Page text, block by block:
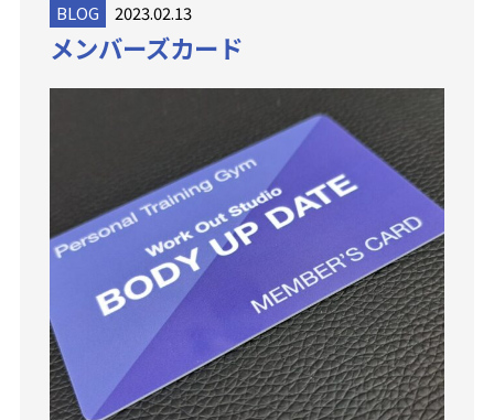
BLOG 2023.02.13
メンバーズカード